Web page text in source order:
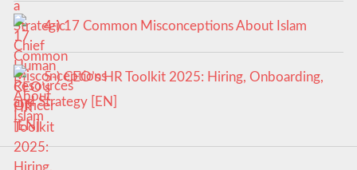
4-) 17 Common Misconceptions About Islam
5-) CEO’s HR Toolkit 2025: Hiring, Onboarding,
and Strategy [EN]